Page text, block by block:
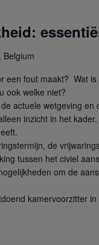
Belgium
fout maakt? Wat
ook welke niet?
actuele wetgeving
inzicht in het
de
tussen het civiel
om de
kamervoorzitter